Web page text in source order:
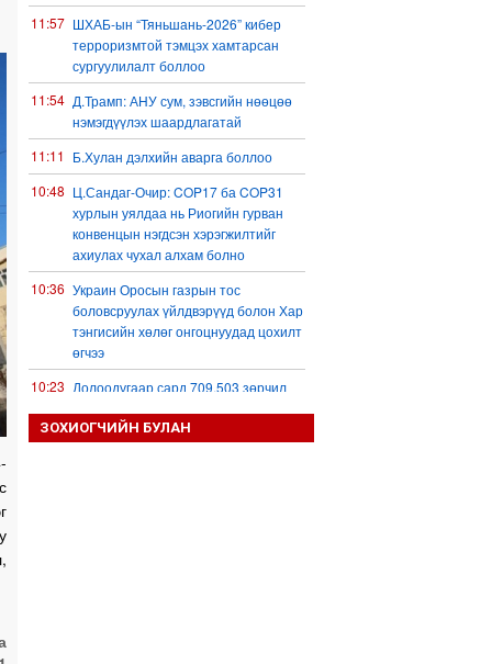
11:57 ШХАБ-ын “Тяньшань-2026” кибер
терроризмтой тэмцэх хамтарсан
сургуулилалт боллоо
11:54 Д.Трамп: АНУ сум, зэвсгийн нөөцөө
нэмэгдүүлэх шаардлагатай
11:11 Б.Хулан дэлхийн аварга боллоо
10:48 Ц.Сандаг-Очир: COP17 ба COP31
хурлын уялдаа нь Риогийн гурван
конвенцын нэгдсэн хэрэгжилтийг
ахиулах чухал алхам болно
10:36 Украин Оросын газрын тос
боловсруулах үйлдвэрүүд болон Хар
тэнгисийн хөлөг онгоцнуудад цохилт
өгчээ
10:23 Долоодугаар сард 709,503 зөрчил
10:09 Б.Сэмжидмаа: Зөвшөөрлийн
ЗОХИОГЧИЙН БУЛАН